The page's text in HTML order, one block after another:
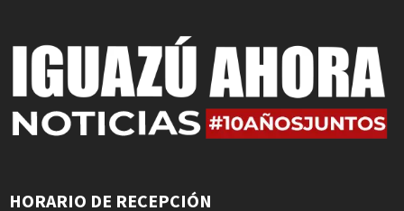
HORARIO DE RECEPCIÓN